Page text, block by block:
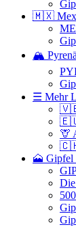
🇲🇽
🏔️
☰ Mehr
🇻🇪
🇪🇺
🦒
🇨🇭
🗻 Gipfel